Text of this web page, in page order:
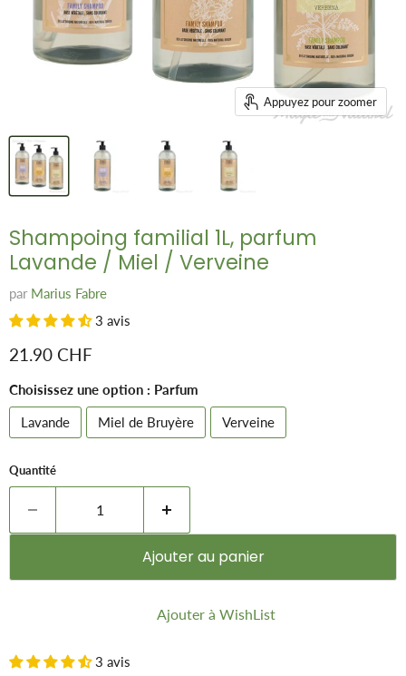
Appuyez pour zoomer
Shampoing familial 1L, parfum
Lavande / Miel / Verveine
par Marius Fabre
3 avis
Prix remisé
21.90 CHF
Choisissez une option : Parfum
Lavande
Miel de Bruyère Verveine
Quantité
Ajouter au panier
Ajouter à WishList
3 avis